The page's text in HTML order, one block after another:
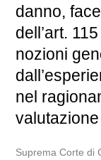
danno,
dell’art.
nozioni
nel
Suprema Corte di